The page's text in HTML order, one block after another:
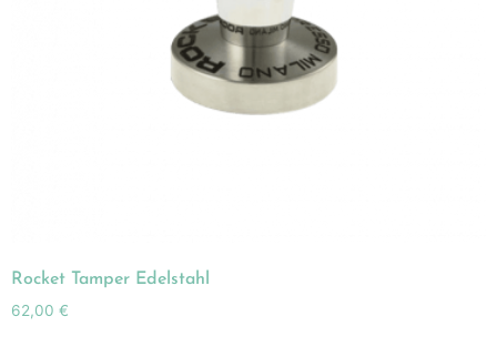
Rocket Tamper Edelstahl
62,00 €